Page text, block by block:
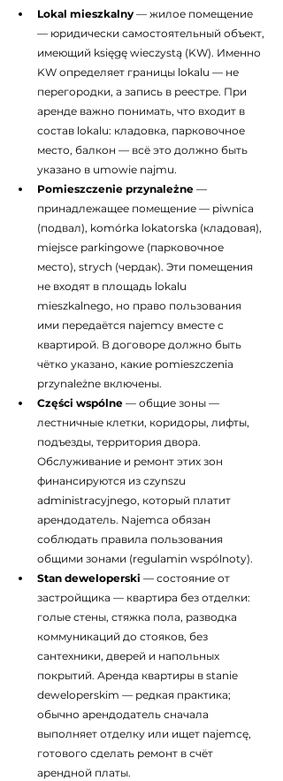
Lokal mieszkalny — жилое помещение
— юридически самостоятельный объект,
имеющий księgę wieczystą (KW). Именно
KW определяет границы lokalu — не
перегородки, а запись в реестре. При
аренде важно понимать, что входит в
состав lokalu: кладовка, парковочное
место, балкон — всё это должно быть
указано в umowie najmu.
Pomieszczenie przynależne —
принадлежащее помещение — piwnica
(подвал), komórka lokatorska (кладовая),
miejsce parkingowe (парковочное
место), strych (чердак). Эти помещения
не входят в площадь lokalu
mieszkalnego, но право пользования
ими передаётся najemcy вместе с
квартирой. В договоре должно быть
чётко указано, какие pomieszczenia
przynależne включены.
Części wspólne — общие зоны —
лестничные клетки, коридоры, лифты,
подъезды, территория двора.
Обслуживание и ремонт этих зон
финансируются из czynszu
administracyjnego, который платит
арендодатель. Najemca обязан
соблюдать правила пользования
общими зонами (regulamin wspólnoty).
Stan deweloperski — состояние от
застройщика — квартира без отделки:
голые стены, стяжка пола, разводка
коммуникаций до стояков, без
сантехники, дверей и напольных
покрытий. Аренда квартиры в stanie
deweloperskim — редкая практика;
обычно арендодатель сначала
выполняет отделку или ищет najemcę,
готового сделать ремонт в счёт
арендной платы.